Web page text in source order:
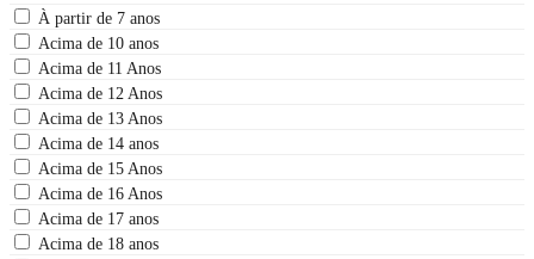
À partir de 7 anos
Acima de 10 anos
Acima de 11 Anos
Acima de 12 Anos
Acima de 13 Anos
Acima de 14 anos
Acima de 15 Anos
Acima de 16 Anos
Acima de 17 anos
Acima de 18 anos